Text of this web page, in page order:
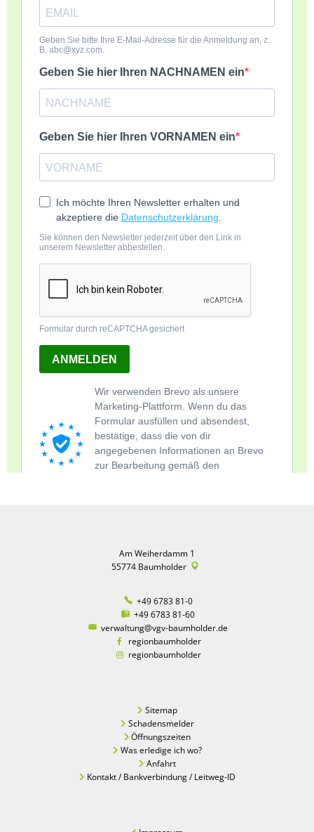
Am Weiherdamm 1
55774 Baumholder
+49 6783 81-0
+49 6783 81-60
verwaltung@vgv-baumholder.de
regionbaumholder
regionbaumholder
Sitemap
Schadensmelder
Öffnungszeiten
Was erledige ich wo?
Anfahrt
Kontakt / Bankverbindung / Leitweg-ID